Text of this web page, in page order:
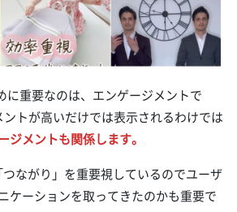
に重要なのは、エンゲージメントで
トが高いだけでは表示されるわけでは
ジメントも関係します。
ながり」を重要視しているのでユーザ
ケーションを取ってきたのかも重要で